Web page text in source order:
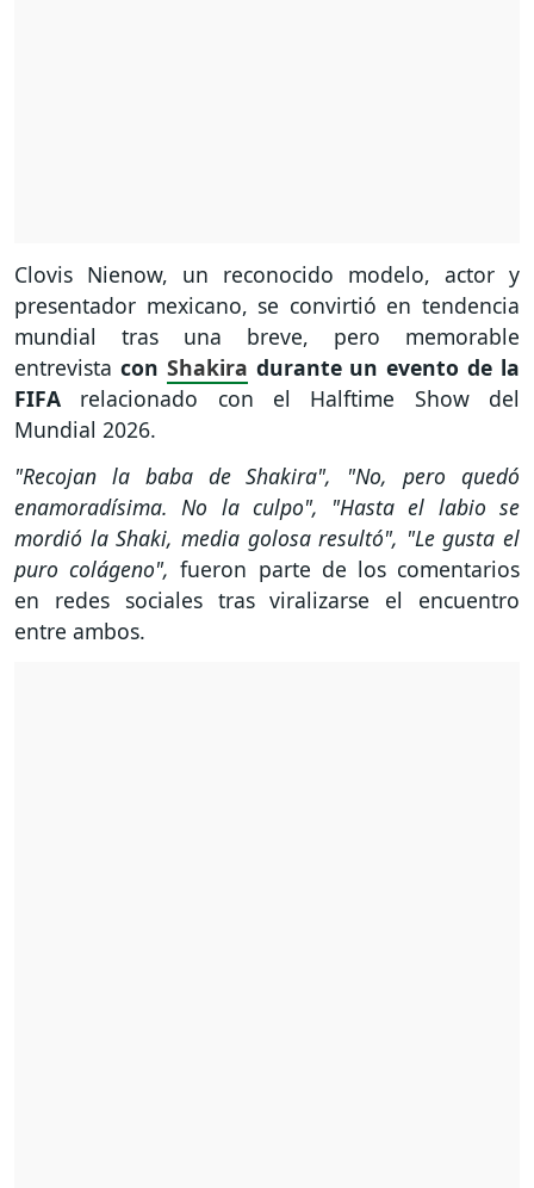
Clovis Nienow, un reconocido modelo, actor y
presentador mexicano, se convirtió en tendencia
mundial tras una breve, pero memorable
entrevista con Shakira durante un evento de la
FIFA relacionado con el Halftime Show del
Mundial 2026.
"Recojan la baba de Shakira", "No, pero quedó
enamoradísima. No la culpo", "Hasta el labio se
mordió la Shaki, media golosa resultó", "Le gusta el
puro colágeno", fueron parte de los comentarios
en redes sociales tras viralizarse el encuentro
entre ambos.